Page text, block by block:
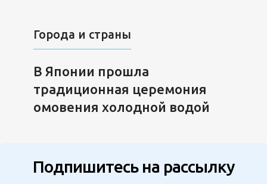
Города и страны
В Японии прошла
традиционная церемония
омовения холодной водой
Подпишитесь на рассылку